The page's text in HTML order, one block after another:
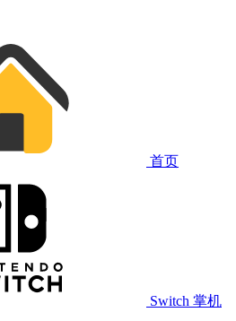
首页
Switch 掌机